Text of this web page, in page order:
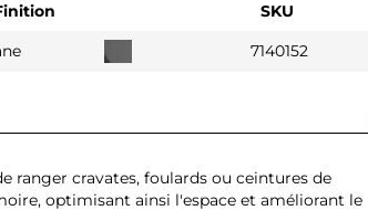
SKU
7140152
ranger cravates, foulards ou ceintures de
optimisant ainsi l'espace et améliorant le